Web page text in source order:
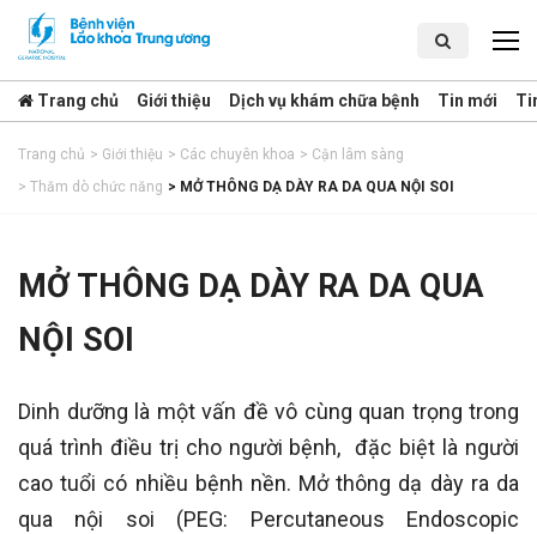
Trang chủ Giới thiệu Dịch vụ khám chữa bệnh Tin mới
Trang chủ > Giới thiệu > Các chuyên khoa > Cận lâm sàng
> Thăm dò chức năng > MỞ THÔNG DẠ DÀY RA DA QUA NỘI SOI
MỞ THÔNG DẠ DÀY RA DA QUA
NỘI SOI
Dinh dưỡng là một vấn đề vô cùng quan trọng trong
quá trình điều trị cho người bệnh, đặc biệt là người
cao tuổi có nhiều bệnh nền. Mở thông dạ dày ra da
qua nội soi (PEG: Percutaneous Endoscopic